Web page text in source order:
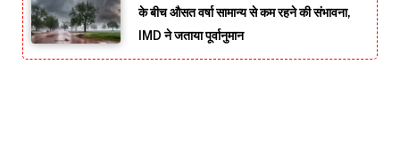
के बीच औसत वर्षा सामान्य से कम रहने की संभावना,
IMD ने जताया पूर्वानुमान